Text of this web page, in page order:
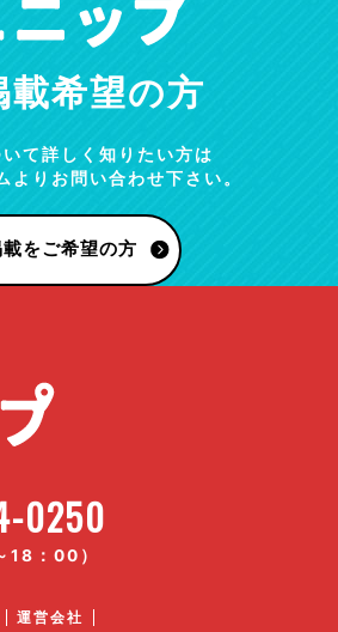
載希望の方
て詳しく知りたい方は
よりお問い合わせ下さい。
載をご希望の方
0250
18：00）
運営会社